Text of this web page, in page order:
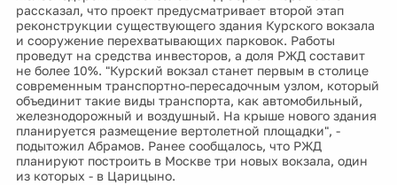
рассказал, что проект предусматривает второй этап
реконструкции существующего здания Курского вокзала
и сооружение перехватывающих парковок. Работы
проведут на средства инвесторов, а доля РЖД составит
не более 10%. "Курский вокзал станет первым в столице
современным транспортно-пересадочным узлом, который
объединит такие виды транспорта, как автомобильный,
железнодорожный и воздушный. На крыше нового здания
планируется размещение вертолетной площадки", -
подытожил Абрамов. Ранее сообщалось, что РЖД
планируют построить в Москве три новых вокзала, один
из которых - в Царицыно.